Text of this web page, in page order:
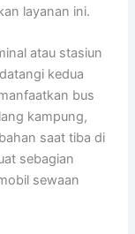
layanan ini.
atau stasiun
kedua
bus
kampung,
saat tiba di
sebagian
sewaan